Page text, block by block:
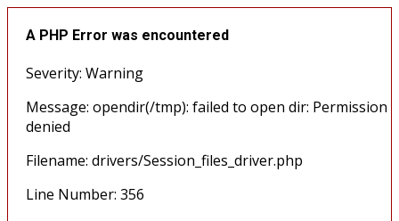
A PHP Error was encountered
Severity: Warning
Message: opendir(/tmp): failed to open dir: Permission
denied
Filename: drivers/Session_files_driver.php
Line Number: 356